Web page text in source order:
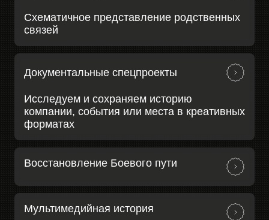
Схематичное представление родственных
связей
Документальные спецпроекты
Исследуем и сохраняем историю
компании, события или места в креативных
форматах
Восстановление Боевого пути
Мультимедийная история